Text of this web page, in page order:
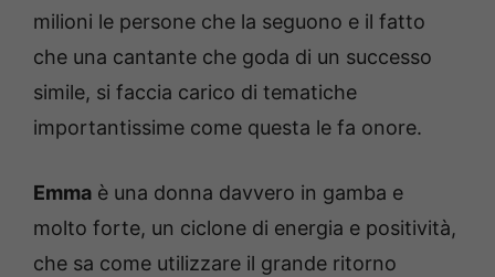
milioni le persone che la seguono e il fatto
che una cantante che goda di un successo
simile, si faccia carico di tematiche
importantissime come questa le fa onore.
Emma è una donna davvero in gamba e
molto forte, un ciclone di energia e positività,
che sa come utilizzare il grande ritorno